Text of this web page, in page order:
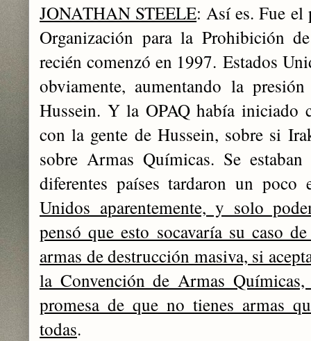
JONATHAN STEELE: Así es. Fue el
Organización para la Prohibición
recién comenzó en 1997.Estados
obviamente, aumentando la
Hussein. Y la OPAQ había iniciado
con la gente de Hussein, sobre si
sobre Armas Químicas. Se
diferentes países tardaron un
Unidos aparentemente, y solo
pensó que esto socavaría su caso
armas de destrucción masiva, si
la Convención de Armas
promesa de que no tienes armas
todas.